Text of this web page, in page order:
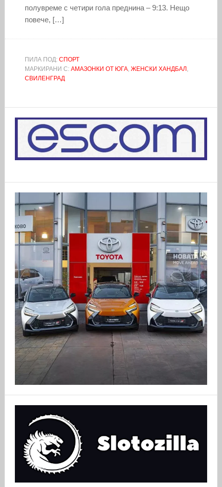
полувреме с четири гола преднина – 9:13. Нещо
повече, […]
ПИЛА ПОД: СПОРТ
МАРКИРАНИ С: АМАЗОНКИ ОТ ЮГА, ЖЕНСКИ ХАНДБАЛ ,
СВИЛЕНГРАД